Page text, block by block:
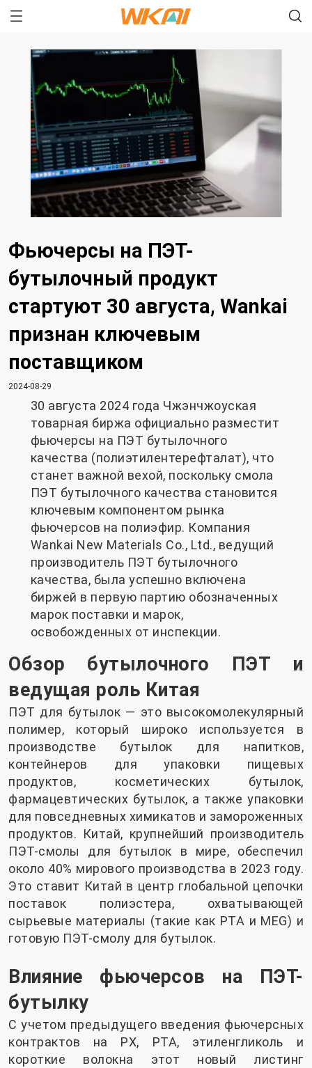
Фьючерсы на ПЭТ-
бутылочный продукт
стартуют 30 августа, Wankai
признан ключевым
поставщиком
2024-08-29
30 августа 2024 года Чжэнчжоуская
товарная биржа официально разместит
фьючерсы на ПЭТ бутылочного
качества (полиэтилентерефталат), что
станет важной вехой, поскольку смола
ПЭТ бутылочного качества становится
ключевым компонентом рынка
фьючерсов на полиэфир. Компания
Wankai New Materials Co., Ltd., ведущий
производитель ПЭТ бутылочного
качества, была успешно включена
биржей в первую партию обозначенных
марок поставки и марок,
освобожденных от инспекции.
Обзор бутылочного ПЭТ и
ведущая роль Китая
ПЭТ для бутылок — это высокомолекулярный
полимер, который широко используется в
производстве бутылок для напитков,
контейнеров для упаковки пищевых
продуктов, косметических бутылок,
фармацевтических бутылок, а также упаковки
для повседневных химикатов и замороженных
продуктов. Китай, крупнейший производитель
ПЭТ-смолы для бутылок в мире, обеспечил
около 40% мирового производства в 2023 году.
Это ставит Китай в центр глобальной цепочки
поставок полиэстера, охватывающей
сырьевые материалы (такие как PTA и MEG) и
готовую ПЭТ-смолу для бутылок.
Влияние фьючерсов на ПЭТ-
бутылку
С учетом предыдущего введения фьючерсных
контрактов на PX, PTA, этиленгликоль и
короткие волокна этот новый листинг